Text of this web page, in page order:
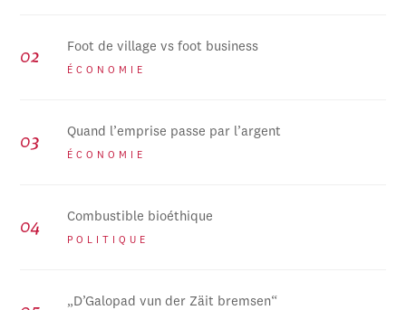
Foot de village vs foot business
ÉCONOMIE
Quand l’emprise passe par l’argent
ÉCONOMIE
Combustible bioéthique
POLITIQUE
„D’Galopad vun der Zäit bremsen“